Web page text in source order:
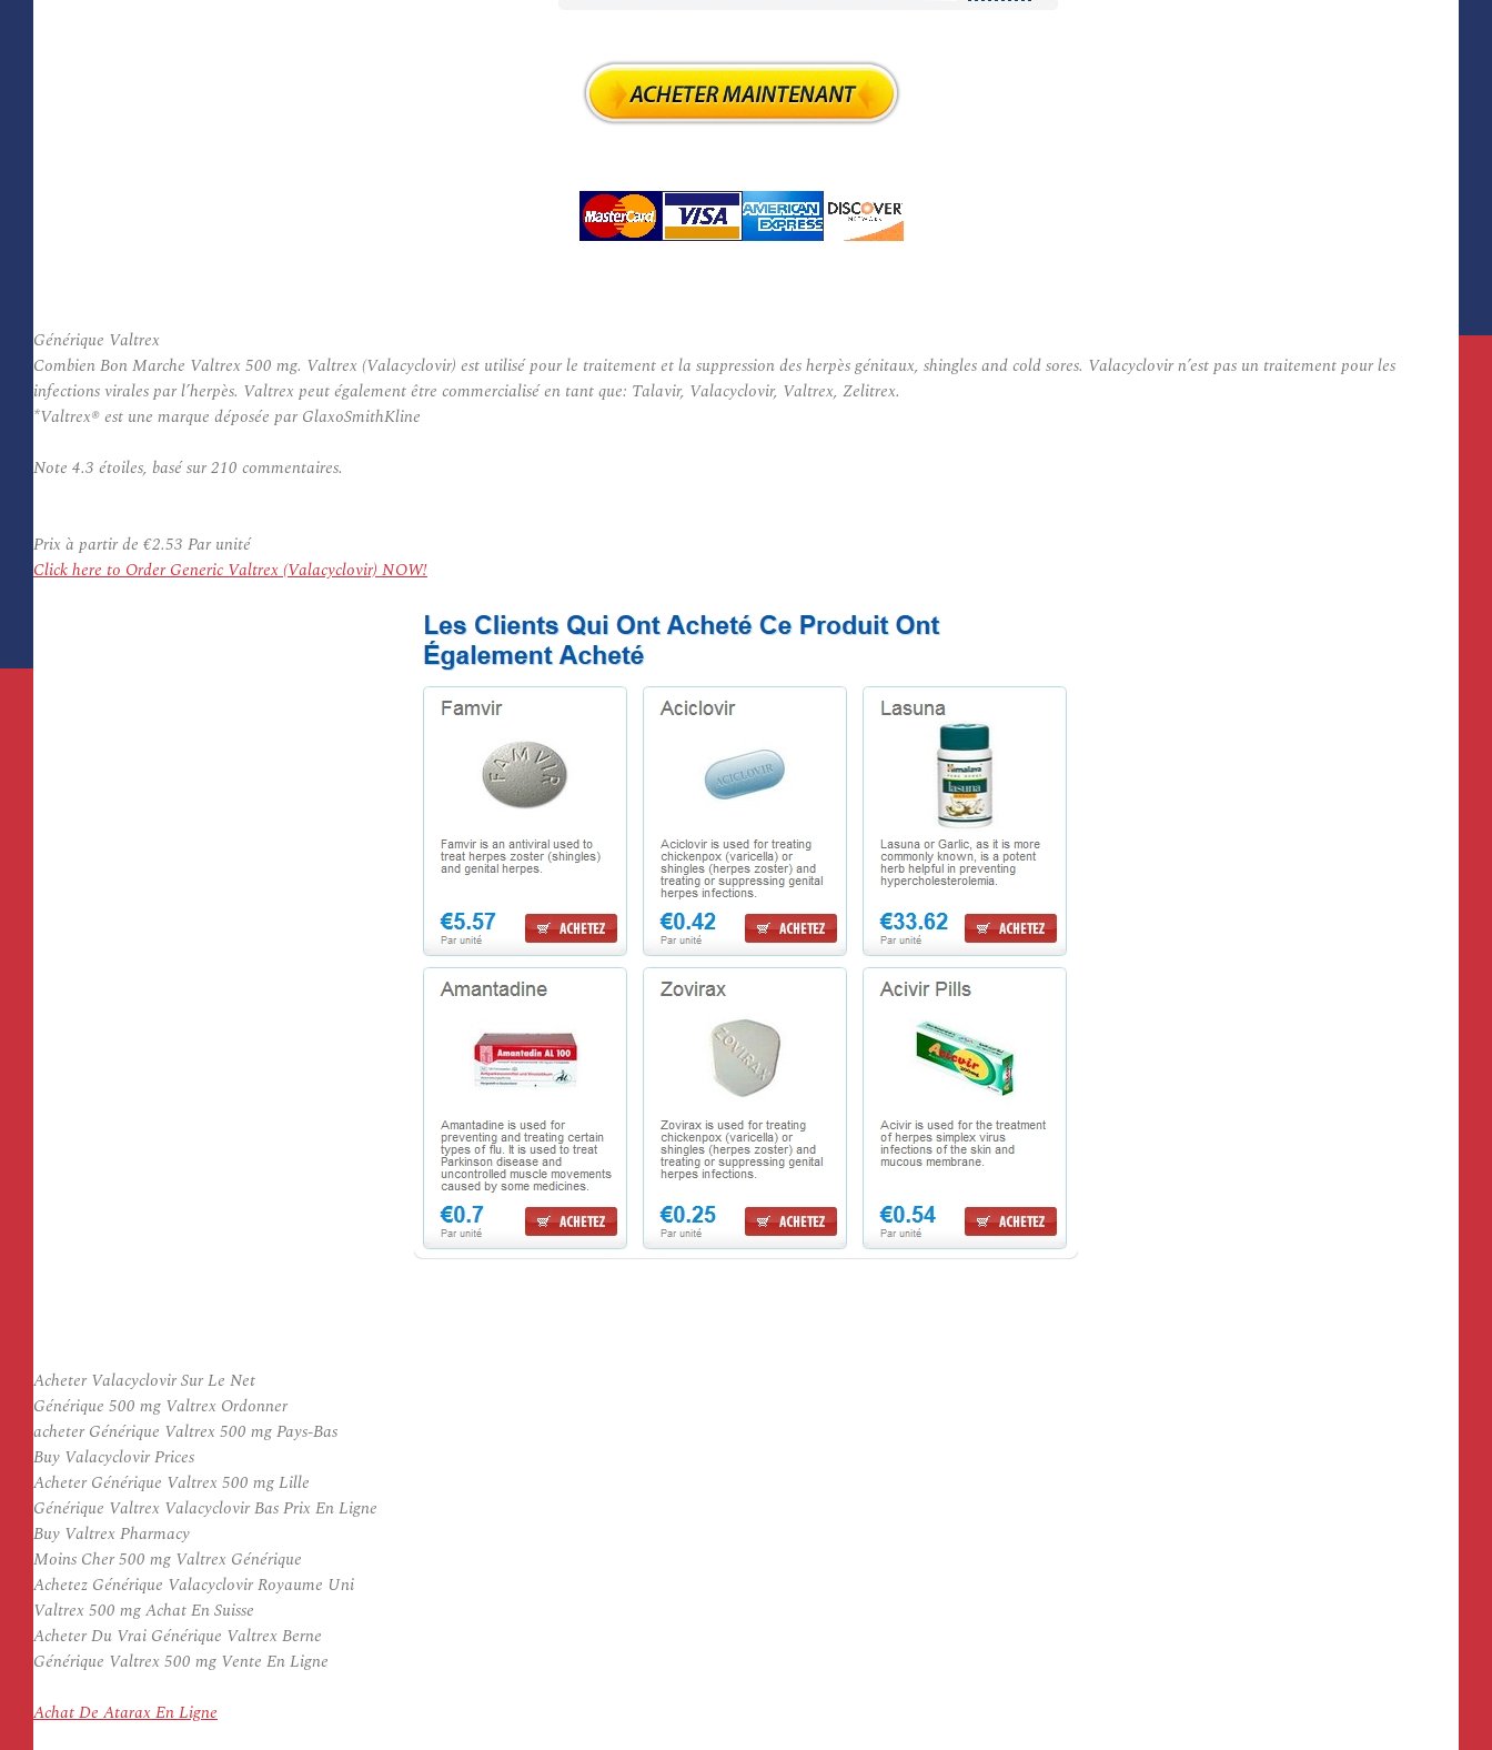
Générique Valtrex
Combien Bon Marche Valtrex 500 mg. Valtrex (Valacyclovir) est utilisé pour le traitement et la suppression des herpès génitaux, shingles and cold sores. Valacyclovir n’est pas un traitement pour les
infections virales par l’herpès. Valtrex peut également être commercialisé en tant que: Talavir, Valacyclovir, Valtrex, Zelitrex.
*Valtrex® est une marque déposée par GlaxoSmithKline
Note 4.3 étoiles, basé sur210 commentaires.
Prix à partir de €2.53 Par unité
Click here to Order Generic Valtrex (Valacyclovir) NOW!
Acheter Valacyclovir Sur Le Net
Générique 500 mg Valtrex Ordonner
acheter Générique Valtrex 500 mg Pays-Bas
Buy Valacyclovir Prices
Acheter Générique Valtrex 500 mg Lille
Générique Valtrex Valacyclovir Bas Prix En Ligne
Buy Valtrex Pharmacy
Moins Cher 500 mg Valtrex Générique
Achetez Générique Valacyclovir Royaume Uni
Valtrex 500 mg Achat En Suisse
Acheter Du Vrai Générique Valtrex Berne
Générique Valtrex 500 mg Vente En Ligne
Achat De Atarax En Ligne